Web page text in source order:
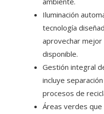
Iluminación
tecnología
aprovechar mejor
disponible.
Gestión integral
incluye
procesos de
Áreas verdes